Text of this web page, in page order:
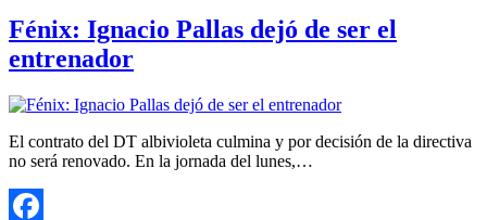
Fénix: Ignacio Pallas dejó de ser el
entrenador
El contrato del DT albivioleta culmina y por decisión de la directiva
no será renovado. En la jornada del lunes,…